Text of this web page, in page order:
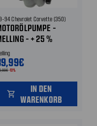
94 Chevrolet Corvette (350)
-
- + 25 %
-10%
shopping_cart
IN DEN
WARENKORB